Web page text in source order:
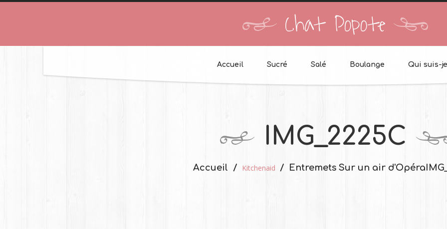
Chat Popote
Accueil Sucré Salé Boulange Qui suis-
IMG_2225C
Accueil Kitchenaid Entremets Sur un air d'Opéra